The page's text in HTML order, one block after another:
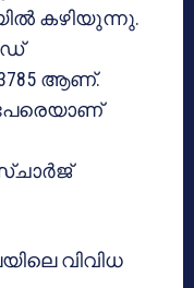
കഴിയുന്നു.
ആണ്.
വിവിധ